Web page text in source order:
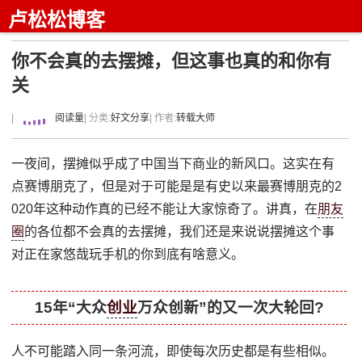
卢松松博客
你不会真的去摆摊，但这事也真的和你有
关
阅读量 | 分类:好文分享 | 作者:转载大师
一夜间，摆摊似乎成了中国当下商业的新风口。这实在有
点赛博朋克了，但是对于可能是是有史以来最赛博朋克的2
020年这种动作真的已经不能让大家惊奇了。讲真，在朋友
圈 的各位都不会真的去摆摊，我们还是来说说摆摊这个事
对正在家悠哉玩手机的你到底有啥意义。
15年“大众创业万众创新”的又一次大轮回?
人不可能踏入同一条河流，即使每次历史都是有些相似。